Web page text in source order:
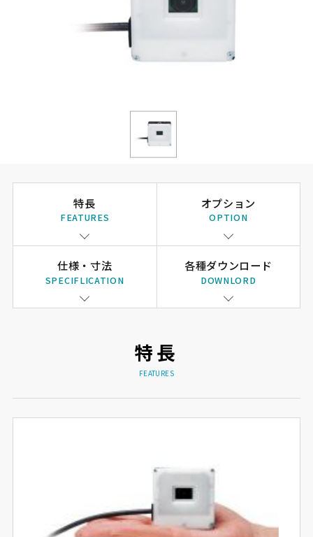
特長
FEATURES
オプション
OPTION
仕様・寸法
SPECIFLICATION
各種ダウンロード
DOWNLORD
特長
FEATURES